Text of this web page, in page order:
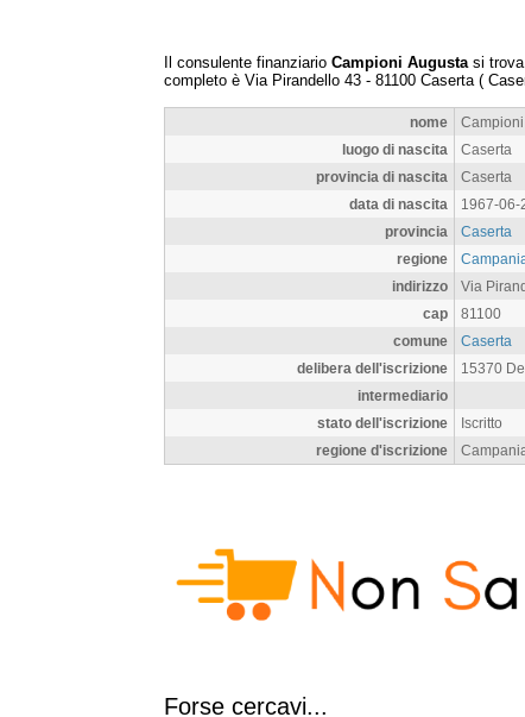
Il consulente finanziario Campioni Augusta si
completo è Via Pirandello 43 - 81100 Caserta (
nome
Campioni
luogo di nascita
Caserta
provincia di nascita
Caserta
data di nascita
1967-06-
provincia
Caserta
regione
indirizzo
Via
cap
81100
comune
Caserta
delibera dell'iscrizione
15370
intermediario
stato dell'iscrizione
Iscritto
regione d'iscrizione
Forse cercavi...